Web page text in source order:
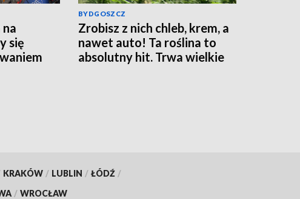
się
BYDGOSZCZ
Zrobisz z nich chleb, krem, a
nawet auto! Ta roślina to
absolutny hit. Trwa wielkie
KRAKÓW / LUBLIN / ŁÓDŹ /
/ WROCŁAW